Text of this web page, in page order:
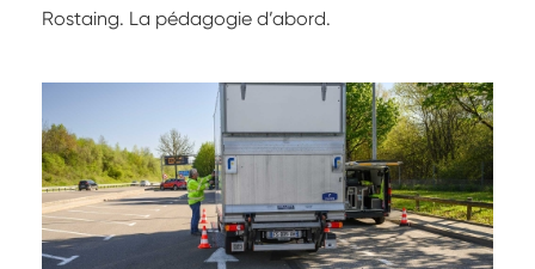
Rostaing. La pédagogie d’abord.